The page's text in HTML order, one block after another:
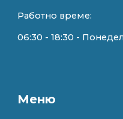
Работно време:
06:30 - 18:30 -
Меню